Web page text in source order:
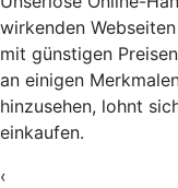
wirkenden
mit günstigen
an einigen
hinzusehen, lohnt
einkaufen.
‹